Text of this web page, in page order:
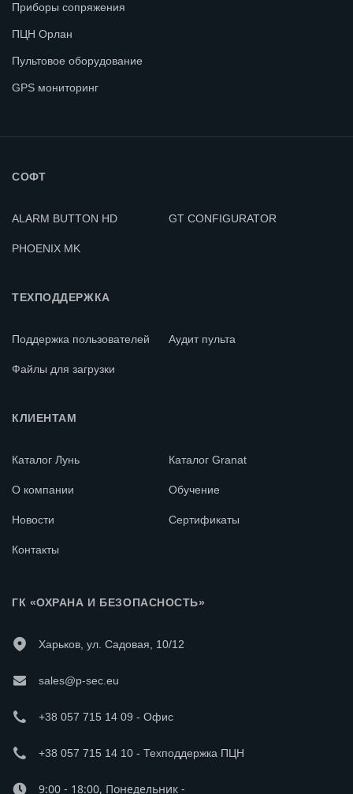
Приборы сопряжения
ПЦН Орлан
Пультовое оборудование
GPS мониторинг
СОФТ
ALARM BUTTON HD GT CONFIGURATOR
PHOENIX MK
ТЕХПОДДЕРЖКА
Поддержка пользователей Аудит пульта
Файлы для загрузки
КЛИЕНТАМ
Каталог Лунь Каталог Granat
О компании Обучение
Новости Сертификаты
Контакты
ГК «ОХРАНА И БЕЗОПАСНОСТЬ»
Харьков, ул. Садовая, 10/12
sales@p-sec.eu
+38 057 715 14 09 - Офис
+38 057 715 14 10 - Техподдержка ПЦН
9:00 - 18:00, Понедельник -